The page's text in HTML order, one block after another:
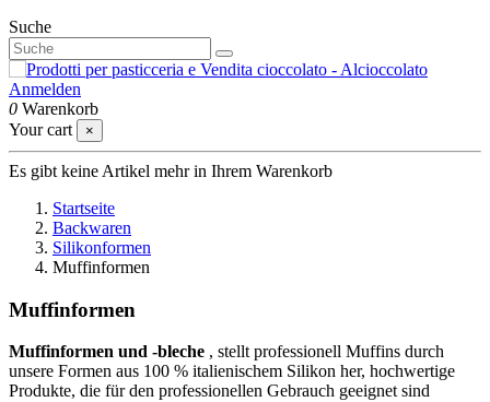
Suche
Anmelden
0 Warenkorb
Your cart
×
Es gibt keine Artikel mehr in Ihrem Warenkorb
Startseite
Backwaren
Silikonformen
Muffinformen
Muffinformen
Muffinformen und -bleche , stellt professionell Muffins durch
unsere Formen aus 100 % italienischem Silikon her, hochwertige
Produkte, die für den professionellen Gebrauch geeignet sind